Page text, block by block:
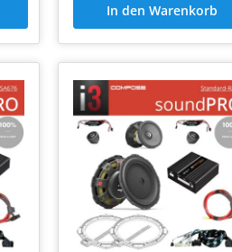
In den Warenkorb